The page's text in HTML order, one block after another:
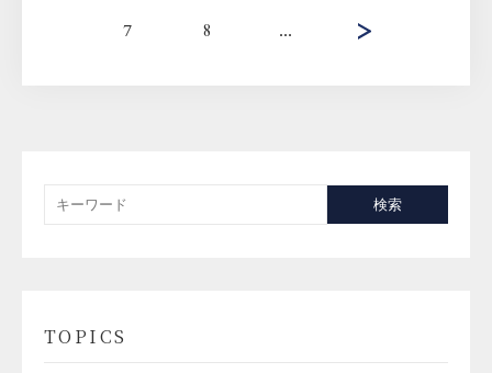
7
8 ...
検索
TOPICS